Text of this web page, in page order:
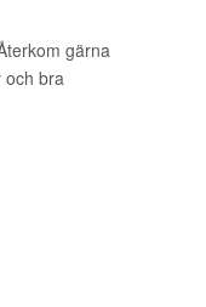
gärna
och bra